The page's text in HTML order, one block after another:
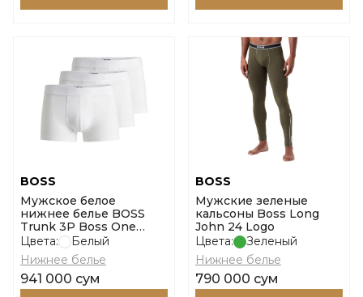
BOSS
Мужское белое
нижнее белье BOSS
Trunk 3P Boss One
размер m
Цвета:
Белый
Нижнее белье
941 000 сум
BOSS
Мужские зеленые
кальсоны Boss Long
John 24 Logo
Цвета:
Зеленый
Нижнее белье
790 000 сум